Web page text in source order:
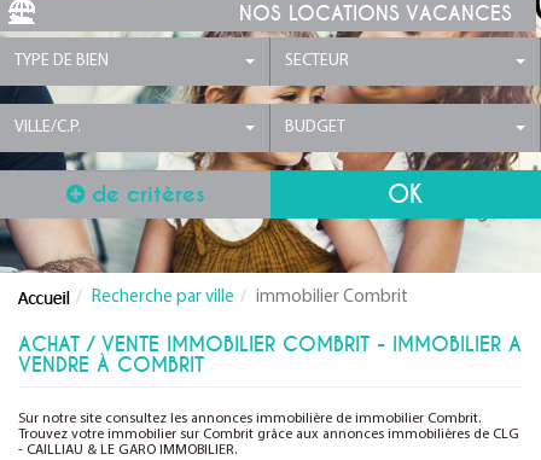
NOS LOCATIONS VACANCES
TYPE DE BIEN SECTEUR
VILLE/C.P. BUDGET
de critères
Recherche par ville immobilier Combrit
ACHAT / VENTE IMMOBILIER COMBRIT - IMMOBILIER A
VENDRE À COMBRIT
Sur notre site consultez les annonces immobilière de immobilier Combrit.
Trouvez votre immobilier sur Combrit grâce aux annonces immobilières de CLG
- CAILLIAU & LE GARO IMMOBILIER.